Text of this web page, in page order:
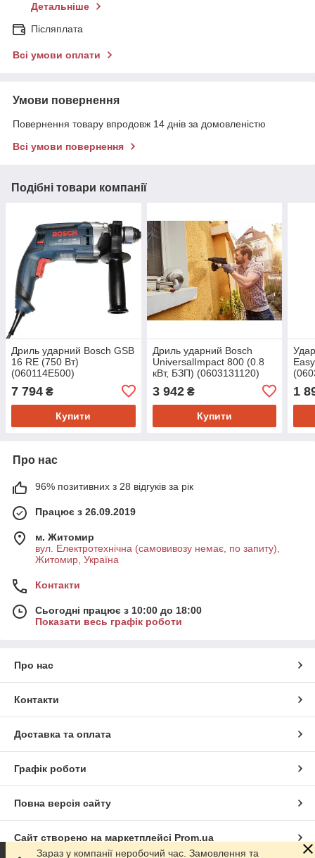
Детальніше
Післяплата
Всі умови оплати
Умови повернення
Повернення товару впродовж 14 днів за домовленістю
Всі умови повернення
Подібні товари компанії
Дриль ударний Bosch GSB
16 RE (750 Вт)
(060114E500)
7 794 ₴
Купити
Дриль ударний Bosch
UniversalImpact 800 (0.8
кВт, БЗП) (0603131120)
3 942₴
Купити
1
Про нас
96% позитивних з 28 відгуків за рік
Працює з 26.09.2019
м. Житомир
вул. Електротехнічна (самовивозу немає, по запиту),
Житомир, Україна
Контакти
Сьогодні працює з 10:00 до 18:00
Показати весь графік роботи
Про нас
Контакти
Доставка та оплата
Графік роботи
Повна версія сайту
Сайт створено на маркетплейсі Prom.ua
Зараз у компанії неробочий час. Замовлення та